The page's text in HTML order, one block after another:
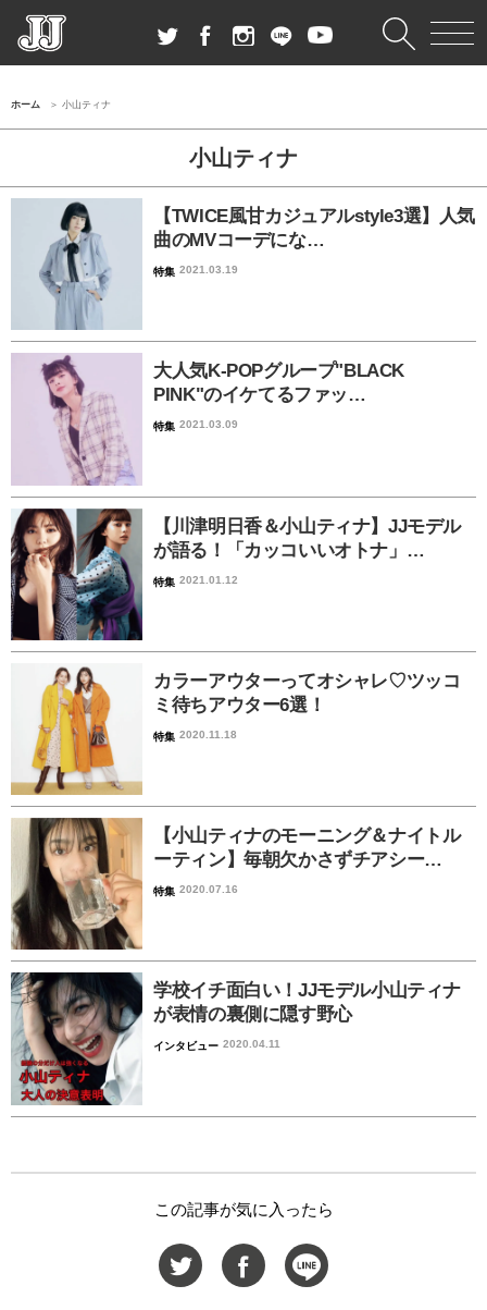
ホーム 小山ティナ
小山ティナ
【TWICE風甘カジュアルstyle3選】人気
曲のMVコーデにな…
特集 2021.03.19
大人気K-POPグループ"BLACK
PINK"のイケてるファッ…
特集 2021.03.09
【川津明日香＆小山ティナ】JJモデル
が語る！「カッコいいオトナ」…
特集 2021.01.12
カラーアウターってオシャレ♡ツッコ
ミ待ちアウター6選！
特集 2020.11.18
【小山ティナのモーニング＆ナイトル
ーティン】毎朝欠かさずチアシー…
特集 2020.07.16
学校イチ面白い！JJモデル小山ティナ
が表情の裏側に隠す野心
インタビュー 2020.04.11
この記事が気に入ったら